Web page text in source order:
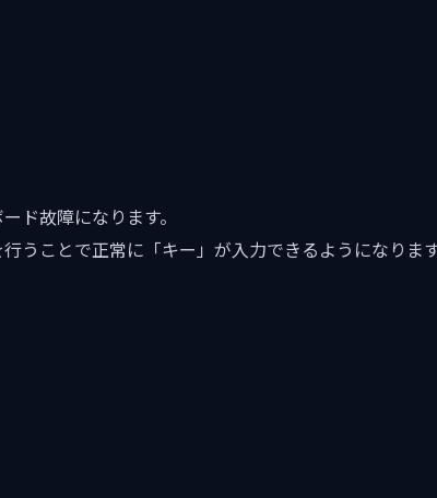
ド故障になります。
うことで正常に「キー」が入力できるようになります